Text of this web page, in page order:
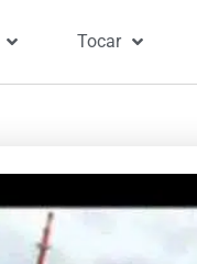
Tocar